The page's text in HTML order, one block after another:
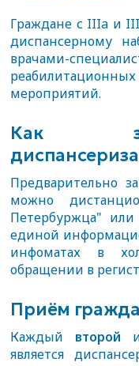
Граждане с IIIa и
диспансерному
врачами-
мероприятий.
Как
Предварительно
можно
Петербуржца" или
единой
инфоматах в
обращении в
Приём
Каждый второй
является